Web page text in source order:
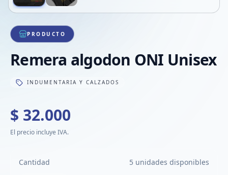
PRODUCTO
Remera algodon ONI Unisex
INDUMENTARIA Y CALZADOS
$ 32.000
El precio incluye IVA.
Cantidad 5 unidades disponibles